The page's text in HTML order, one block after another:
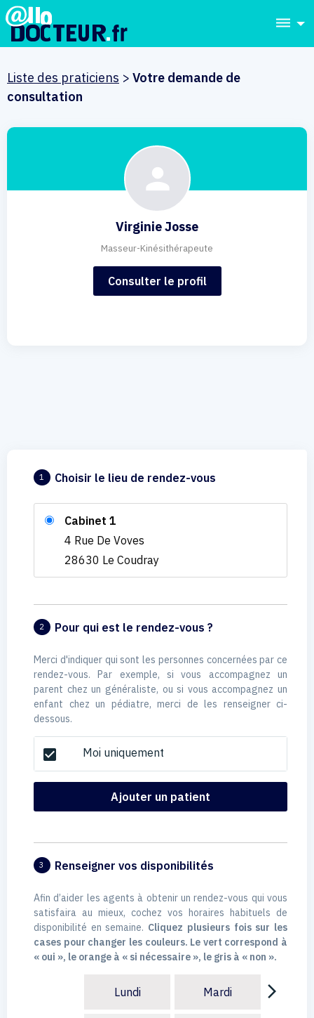
dehaze
Liste des praticiens > Votre demande de
consultation
Virginie Josse
Masseur-Kinésithérapeute
Consulter le profil
1 Choisir le lieu de rendez-vous
Cabinet 1
4 Rue De Voves
28630 Le Coudray
2 Pour qui est le rendez-vous ?
Merci d'indiquer qui sont les personnes concernées par ce
rendez-vous. Par exemple, si vous accompagnez un
parent chez un généraliste, ou si vous accompagnez un
enfant chez un pédiatre, merci de les renseigner ci-
dessous.
check_box Moi uniquement
Ajouter un patient
3 Renseigner vos disponibilités
Afin d’aider les agents à obtenir un rendez-vous qui vous
satisfaira au mieux, cochez vos horaires habituels de
disponibilité en semaine. Cliquez plusieurs fois sur les
cases pour changer les couleurs. Le vert correspond à
« oui », le orange à « si nécessaire », le gris à « non ».
Lundi Mardi arrow_forward_ios